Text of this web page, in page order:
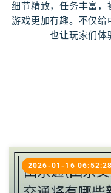
细节精致，任务丰富，
游戏更加有趣。不仅给
也让玩家们体
2026-01-16 06:52:28